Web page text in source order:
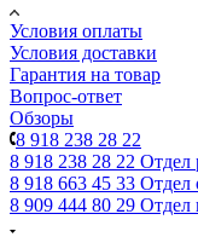
Условия оплаты
Условия доставки
Гарантия на товар
Вопрос-ответ
Обзоры
8 918 238 28 22
8 918 238 28 22 Отдел
8 918 663 45 33 Отдел
8 909 444 80 29 Отдел